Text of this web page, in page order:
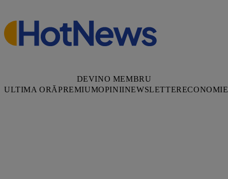
DEVINO MEMBRU
ULTIMA ORĂPREMIUMOPINIINEWSLETTERECONOMIE